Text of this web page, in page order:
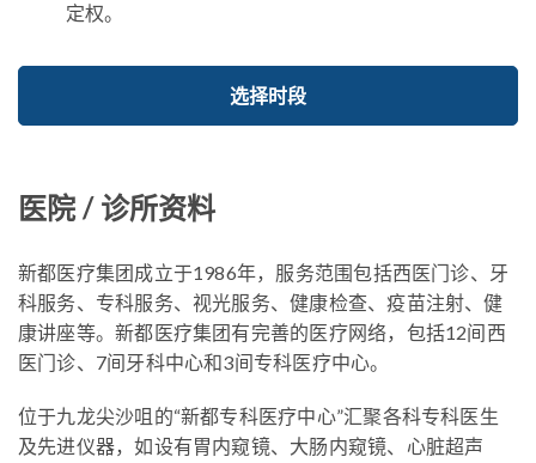
定权。
选择时段
医院 / 诊所资料
新都医疗集团成立于1986年，服务范围包括西医门诊、牙
科服务、专科服务、视光服务、健康检查、疫苗注射、健
康讲座等。新都医疗集团有完善的医疗网络，包括12间西
医门诊、7间牙科中心和3间专科医疗中心。
位于九龙尖沙咀的“新都专科医疗中心”汇聚各科专科医生
及先进仪器，如设有胃内窥镜、大肠内窥镜、心脏超声